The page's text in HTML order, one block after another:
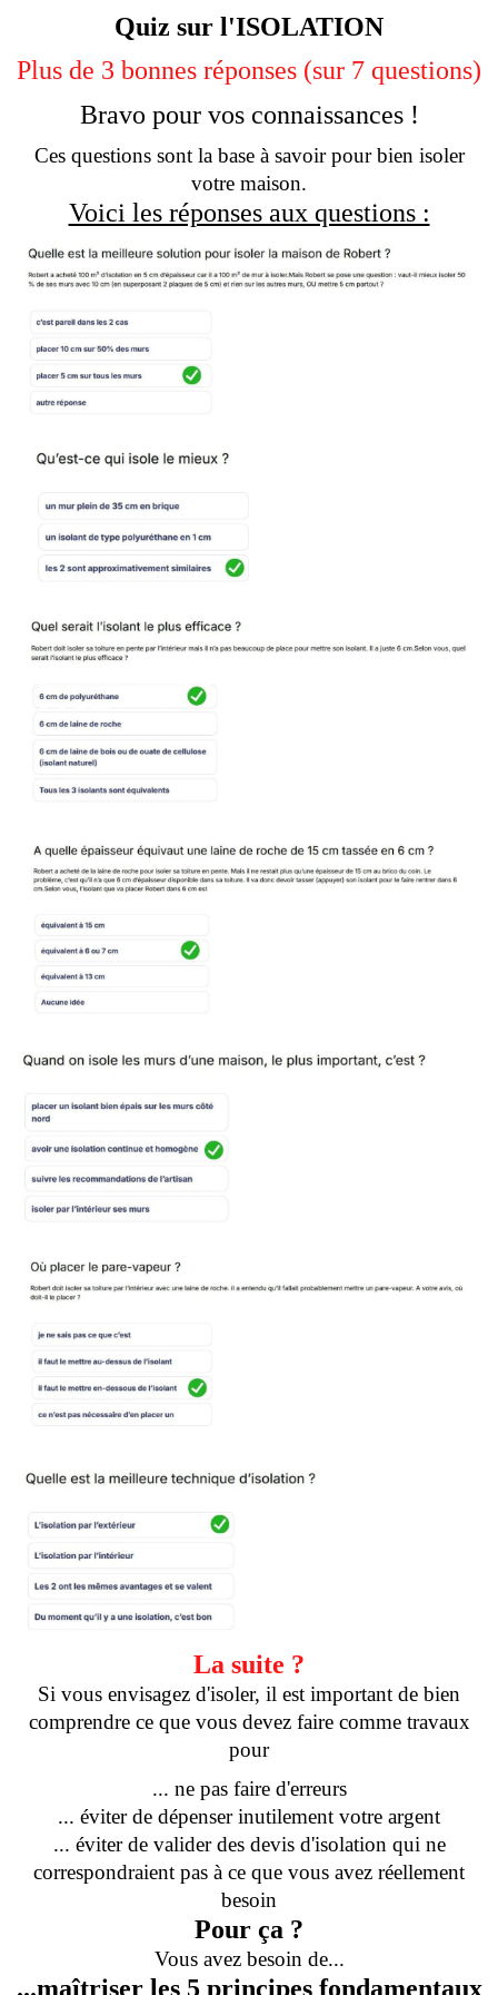
Quiz sur l'ISOLATION
Plus de 3 bonnes réponses (sur 7 questions)
Bravo pour vos connaissances !
Ces questions sont la base à savoir pour bien isoler
votre maison.
Voici les réponses aux questions :
La suite ?
Si vous envisagez d'isoler, il est important de bien
comprendre ce que vous devez faire comme travaux
pour
... ne pas faire d'erreurs
... éviter de dépenser inutilement votre argent
... éviter de valider des devis d'isolation qui ne
correspondraient pas à ce que vous avez réellement
besoin
Pour ça ?
Vous avez besoin de...
...maîtriser les 5 principes fondamentaux